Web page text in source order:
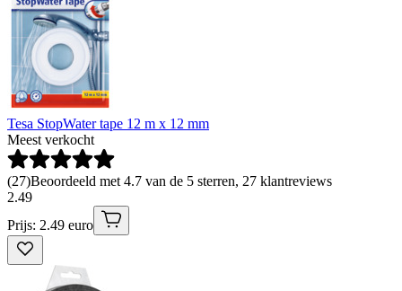
Tesa StopWater tape 12 m x 12 mm
Meest verkocht
(27)Beoordeeld met 4.7 van de 5 sterren, 27 klantreviews
2.49
Prijs: 2.49 euro